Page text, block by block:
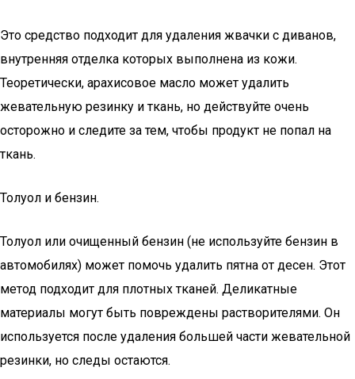
Это средство подходит для удаления жвачки с диванов,
внутренняя отделка которых выполнена из кожи.
Теоретически, арахисовое масло может удалить
жевательную резинку и ткань, но действуйте очень
осторожно и следите за тем, чтобы продукт не попал на
ткань.
Толуол и бензин.
Толуол или очищенный бензин (не используйте бензин в
автомобилях) может помочь удалить пятна от десен. Этот
метод подходит для плотных тканей. Деликатные
материалы могут быть повреждены растворителями. Он
используется после удаления большей части жевательной
резинки, но следы остаются.